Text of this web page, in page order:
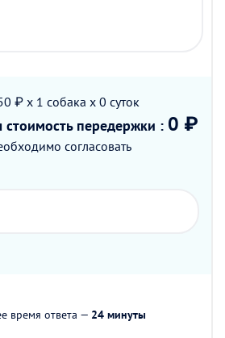
₽ x 1 собака x 0 суток
передержки : 0 ₽
согласовать
время ответа — 24 минуты